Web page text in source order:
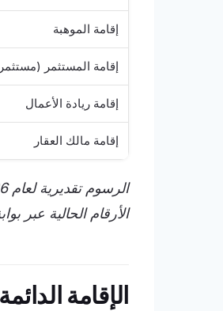
إقامة الموهبة
إقامة المستثمر
إقامة ريادة الأعمال
إقامة مالك العقار
الأرقام الحالية عبر
الإقامة